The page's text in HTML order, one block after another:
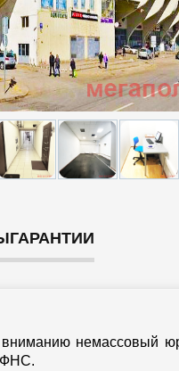
ГАРАНТИИ
немассовый